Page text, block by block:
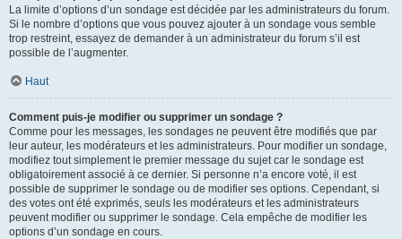
La limite d’options d’un sondage est décidée par les administrateurs du forum.
Si le nombre d’options que vous pouvez ajouter à un sondage vous semble
trop restreint, essayez de demander à un administrateur du forum s’il est
possible de l’augmenter.
Haut
Comment puis-je modifier ou supprimer un sondage ?
Comme pour les messages, les sondages ne peuvent être modifiés que par
leur auteur, les modérateurs et les administrateurs. Pour modifier un sondage,
modifiez tout simplement le premier message du sujet car le sondage est
obligatoirement associé à ce dernier. Si personne n’a encore voté, il est
possible de supprimer le sondage ou de modifier ses options. Cependant, si
des votes ont été exprimés, seuls les modérateurs et les administrateurs
peuvent modifier ou supprimer le sondage. Cela empêche de modifier les
options d’un sondage en cours.